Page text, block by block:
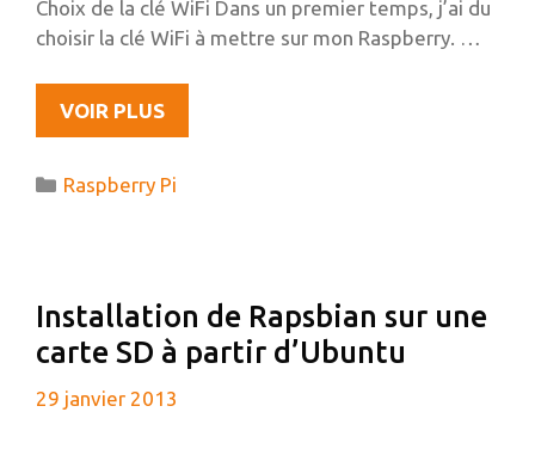
Choix de la clé WiFi Dans un premier temps, j’ai du
choisir la clé WiFi à mettre sur mon Raspberry. …
VOIR PLUSMISE
EN
DU
RASPBERRY
PI
Catégories
Raspberry Pi
Installation de Rapsbian sur une
carte SD à partir d’Ubuntu
29 janvier 2013